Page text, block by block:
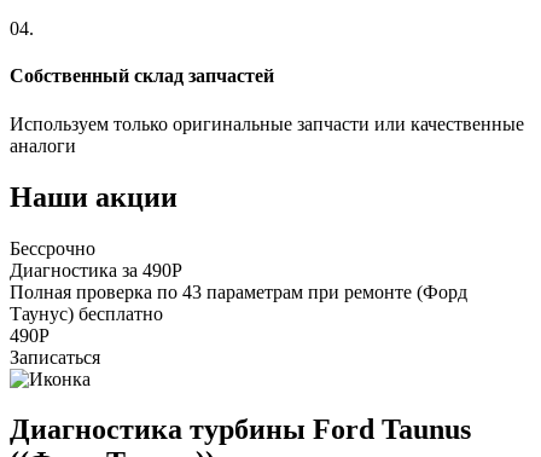
04.
Собственный склад запчастей
Используем только оригинальные запчасти или качественные
аналоги
Наши акции
Бессрочно
Диагностика за 490Р
Полная проверка по 43 параметрам при ремонте (Форд
Таунус) бесплатно
490Р
Записаться
Диагностика турбины Ford Taunus